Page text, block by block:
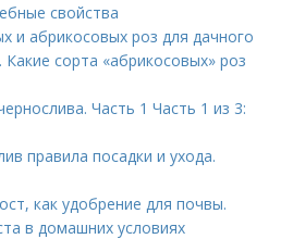
свойства
и абрикосовых роз для дачного
сорта «абрикосовых» роз
Часть 1 Часть 1 из 3:
правила посадки и ухода.
как удобрение для почвы.
в домашних условиях